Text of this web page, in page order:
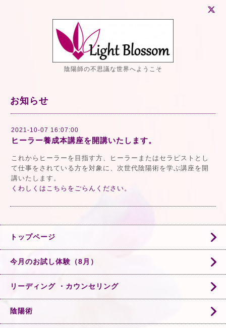
陰陽師の不思議な世界へようこそ
お知らせ
2021-10-07 16:07:00
ヒーラー養成本講座を開講いたします。
これからヒーラーを目指す方、ヒーラーまたはセラピストとし
て仕事をされている方を対象に、次世代陰陽術を学ぶ講座を開
講いたします。
くわしくはこちらをごらんください。
トップページ
今月のお試し体験（8月）
リーディング ・カウンセリング
陰陽術